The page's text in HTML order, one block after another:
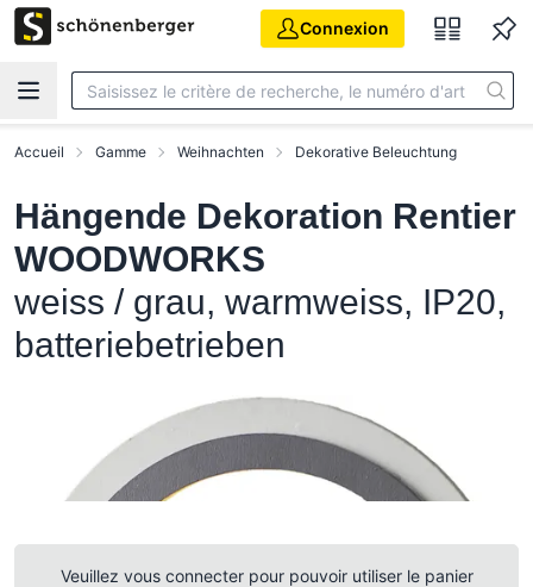
Aller au contenu principal
Connexion
Accueil Gamme Weihnachten Dekorative Beleuchtung
Hängende Dekoration Rentier
WOODWORKS
weiss / grau, warmweiss, IP20,
batteriebetrieben
Veuillez vous connecter pour pouvoir utiliser le panier